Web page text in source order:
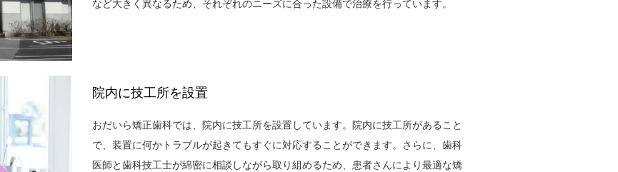
など大きく異なるため、それぞれのニーズに合った設備で治療を行っています。
院内に技工所を設置
おだいら矯正歯科では、院内に技工所を設置しています。院内に技工所があること
で、装置に何かトラブルが起きてもすぐに対応することができます。さらに、歯科
医師と歯科技工士が綿密に相談しながら取り組めるため、患者さんにより最適な矯